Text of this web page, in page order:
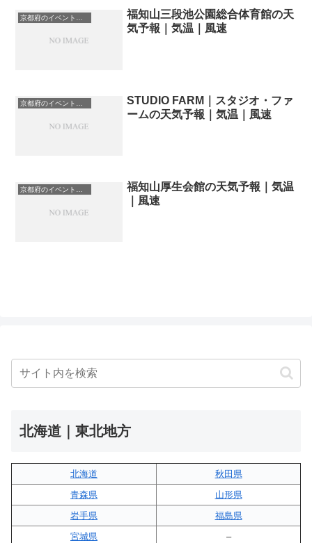
福知山三段池公園総合体育館の天
気予報｜気温｜風速
京都府のイベント会場一覧
STUDIO FARM｜スタジオ・ファ
ームの天気予報｜気温｜風速
福知山厚生会館の天気予報｜気温
｜風速
北海道｜東北地方
北海道
秋田県
青森県
山形県
岩手県
福島県
宮城県
–